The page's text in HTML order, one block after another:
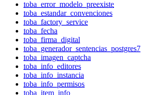
toba_error_modelo_preexiste
toba_estandar_convenciones
toba_factory_service
toba_fecha
toba_firma_digital
toba_generador_sentencias_postgres7
toba_imagen_captcha
toba_info_editores
toba_info_instancia
toba_info_permisos
toba_item_info